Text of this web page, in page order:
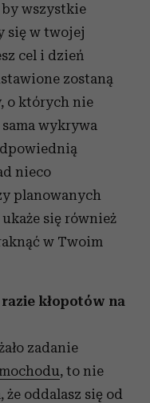
wszystkie
się w twojej
cel i dzień
zostaną
o których nie
wykrywa
nieco
planowanych
się również
w Twoim
kłopotów na
zadanie
, to nie
że oddalasz się od